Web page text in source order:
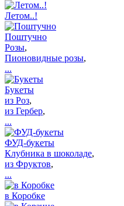
Летом..!
Поштучно
Розы,
Пионовидные розы,
...
Букеты
из Роз,
из Гербер,
...
ФУД-букеты
Клубника в шоколаде,
из Фруктов,
...
в Коробке